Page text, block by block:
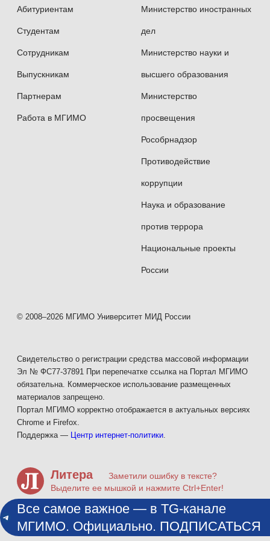
Участник Восточного экономического форума
(Владивосток) в составе делегации МГИМО
2019 — председатель V Международного
молодежного форума по устойчивому развитию.
2024 — участник Всемирного фестиваля
молодежи (Сочи) в составе делегации МГИМО
2025 — представитель МГИМО на международной
Модели ООН в Женеве (Швейцария)
ООН в России, ОАЭ, Таиланде, Узбекистане,
Армении, Кыргызстане, Швейцарии.
Повышение квалификации
2026 — GR и лоббистская деятельность в
2022 — Основы психологической науки,
Московский институт психоанализа
Абитуриентам
Студентам
Сотрудникам
Выпускникам
Партнерам
Работа в МГИМО
Министерство иностранных
дел
Министерство науки и
высшего образования
Министерство
просвещения
Рособрнадзор
Противодействие
коррупции
Наука и образование
против террора
Национальные проекты
России
© 2008–2026 МГИМО Университет МИД России
Свидетельство о регистрации средства массовой информации
Эл № ФС77-37891 При перепечатке ссылка на Портал МГИМО
обязательна. Коммерческое использование размещенных
материалов запрещено.
Портал МГИМО корректно отображается в актуальных версиях
Chrome и Firefox.
Поддержка — Центр интернет-политики.
Литера
Заметили ошибку в тексте?
Выделите ее мышкой и нажмите Ctrl+Enter!
Все самое важное — в TG-канале
МГИМО. Официально. ПОДПИСАТЬСЯ